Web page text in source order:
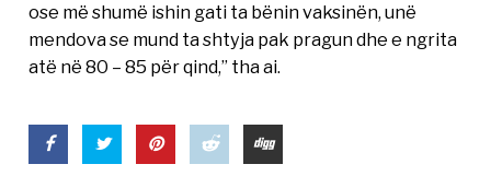
ose më shumë ishin gati ta bënin vaksinën, unë
mendova se mund ta shtyja pak pragun dhe e ngrita
atë në 80 – 85 për qind,” tha ai.